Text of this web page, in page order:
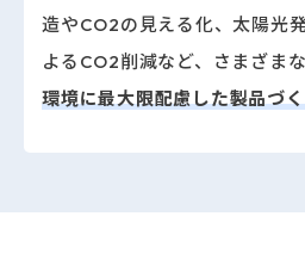
造やCO2の見える化、太陽光
よるCO2削減など、さまざま
環境に最大限配慮した製品づ